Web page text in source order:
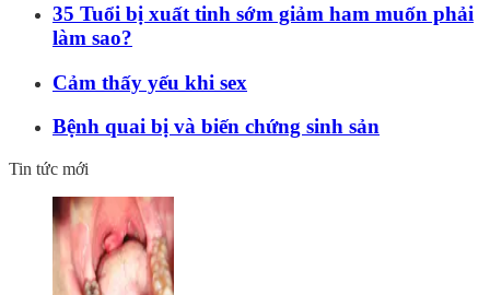
35 Tuổi bị xuất tinh sớm giảm ham muốn phải
làm sao?
Cảm thấy yếu khi sex
Bệnh quai bị và biến chứng sinh sản
Tin tức mới